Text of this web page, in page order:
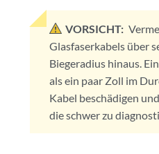
VORSICHT:
Glasfaserkabels über
Biegeradius hinaus.
als ein paar Zoll im
Kabel beschädigen
die schwer zu